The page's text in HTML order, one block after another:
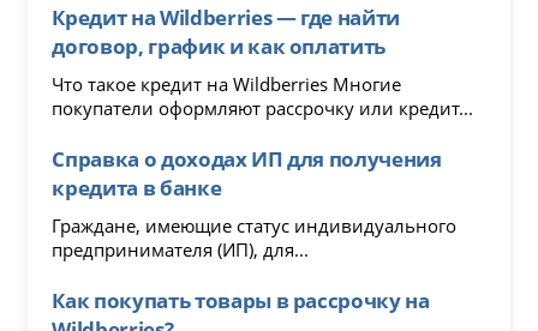
Кредит на Wildberries — где найти
договор, график и как оплатить
Что такое кредит на Wildberries Многие
покупатели оформляют рассрочку или кредит...
Справка о доходах ИП для получения
кредита в банке
Граждане, имеющие статус индивидуального
предпринимателя (ИП), для...
Как покупать товары в рассрочку на